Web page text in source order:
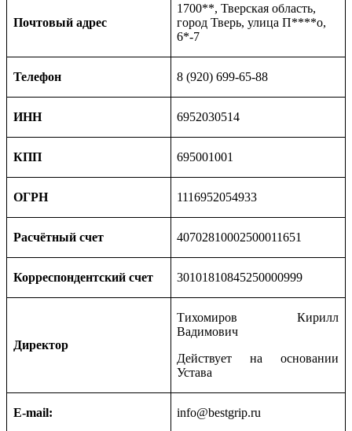
Почтовый адрес
1700**, Тверская область,
город Тверь, улица П****о,
6*-7
Телефон 8 (920) 699-65-88
ИНН 6952030514
КПП 695001001
ОГРН 1116952054933
Расчётный счет 40702810002500011651
Корреспондентский счет 30101810845250000999
Директор
Тихомиров Кирилл
Вадимович
Действует на основании
Устава
E-mail: info@bestgrip.ru